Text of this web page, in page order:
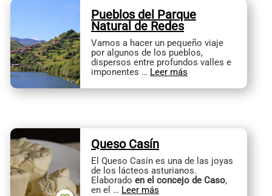
Pueblos del Parque
Natural de Redes
Vamos a hacer un pequeño viaje
por algunos de los pueblos,
dispersos entre profundos valles e
imponentes … Leer más
Queso Casín
El Queso Casín es una de las joyas
de los lácteos asturianos.
Elaborado en el concejo de Caso,
en el … Leer más